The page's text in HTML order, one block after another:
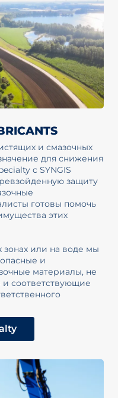
и смазочных
для снижения
с SYNGIS
защиту
готовы помочь
этих
или на воде мы
и
материалы, не
соответствующие